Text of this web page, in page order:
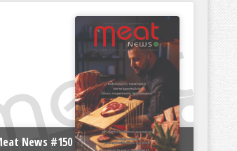
News #150